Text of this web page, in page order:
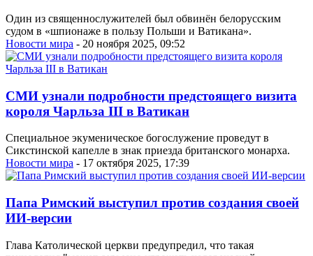
Один из священнослужителей был обвинён белорусским
судом в «шпионаже в пользу Польши и Ватикана».
Новости мира - 20 ноября 2025, 09:52
СМИ узнали подробности предстоящего визита
короля Чарльза III в Ватикан
Специальное экуменическое богослужение проведут в
Сикстинской капелле в знак приезда британского монарха.
Новости мира - 17 октября 2025, 17:39
Папа Римский выступил против создания своей
ИИ-версии
Глава Католической церкви предупредил, что такая